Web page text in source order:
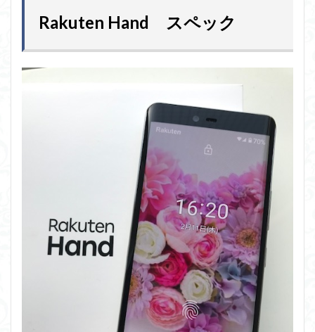
Rakuten Hand スペック